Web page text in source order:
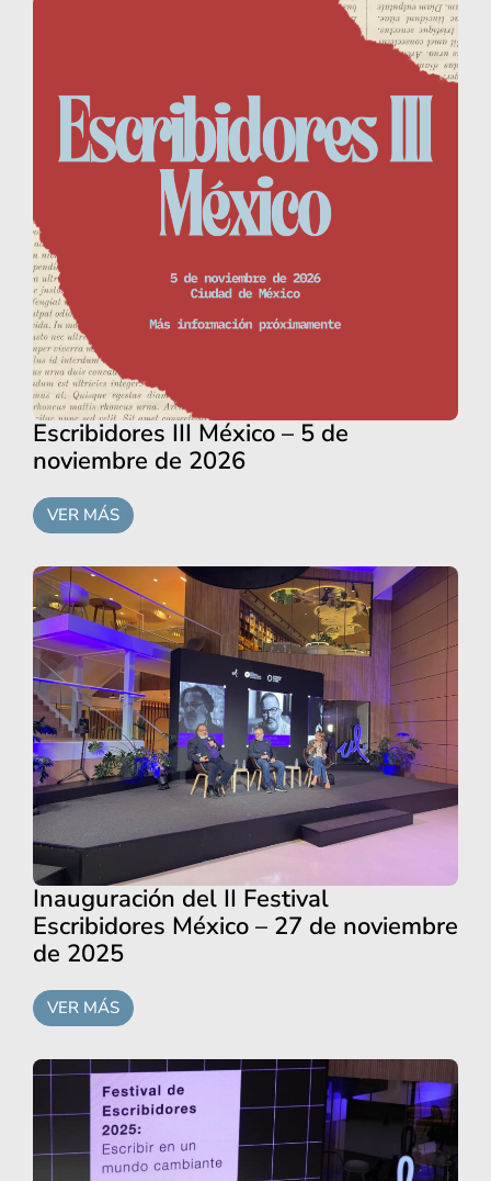
Escribidores III México – 5 de
noviembre de 2026
VER MÁS
Inauguración del II Festival
Escribidores México – 27 de noviembre
de 2025
VER MÁS